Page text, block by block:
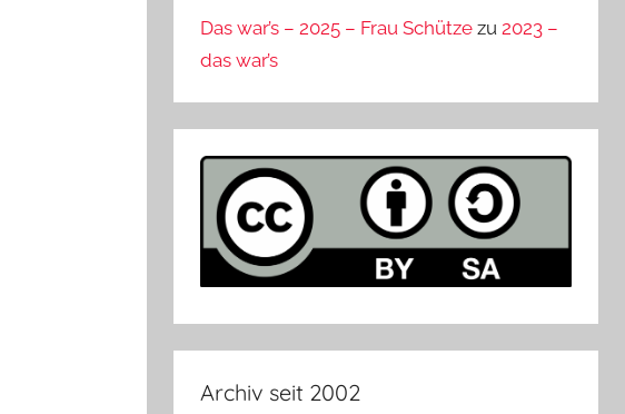
Das war’s – 2025 – Frau Schütze zu 2023 –
das war’s
Archiv seit 2002